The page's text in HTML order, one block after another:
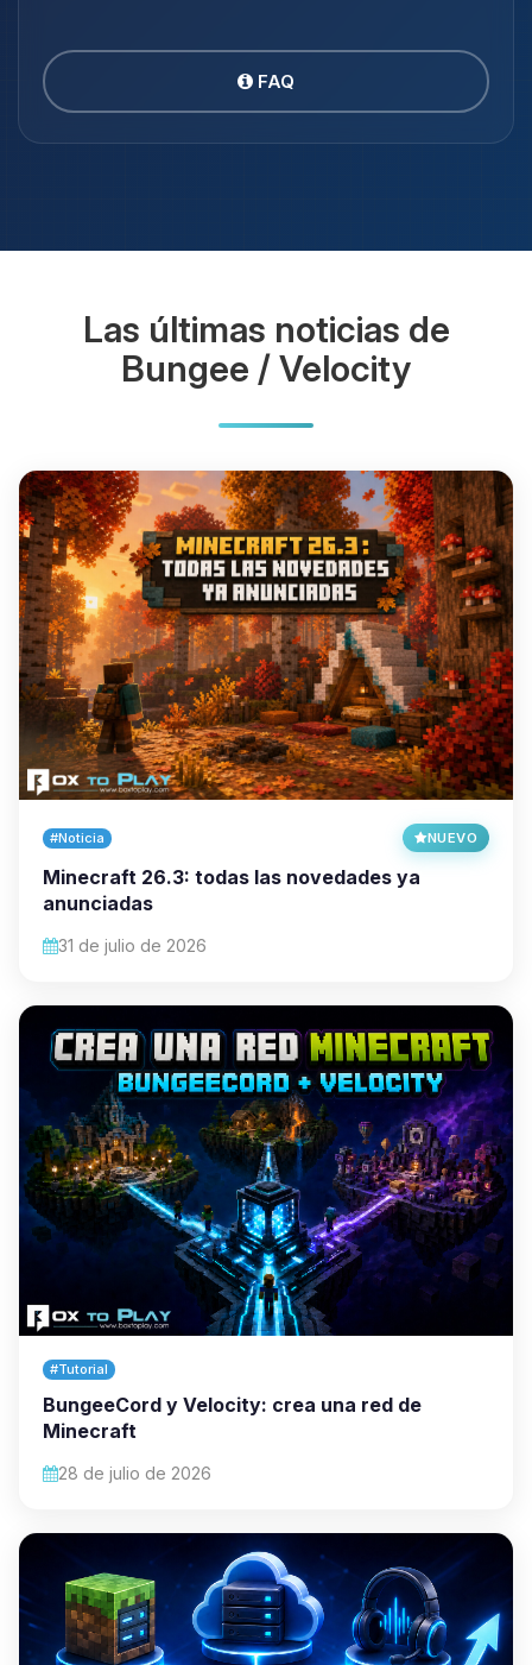
FAQ
Las últimas noticias de
Bungee / Velocity
#Noticia NUEVO
Minecraft 26.3: todas las novedades ya
anunciadas
31 de julio de 2026
#Tutorial
BungeeCord y Velocity: crea una red de
Minecraft
28 de julio de 2026